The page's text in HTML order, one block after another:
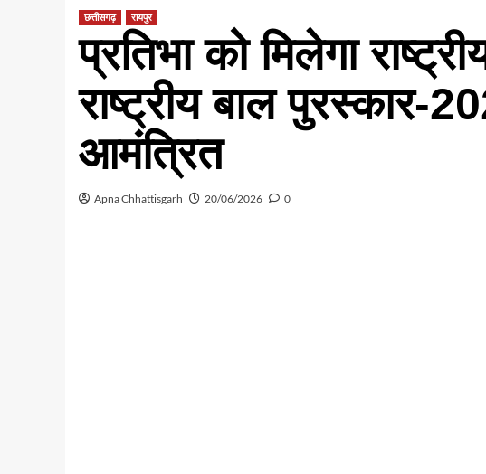
छत्तीसगढ़ रायपुर
प्रतिभा को मिलेगा
राष्ट्रीय बाल पुरस्कार-
आमंत्रित
Apna Chhattisgarh 20/06/2026 0